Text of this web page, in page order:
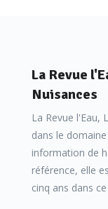
La Revue
Nuisances
La Revue l'Eau,
dans le
information de
référence, elle
cinq ans dans